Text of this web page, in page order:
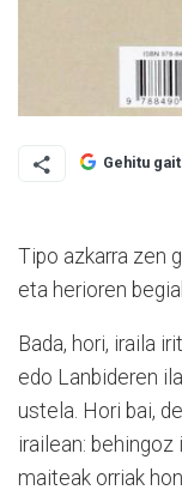
Gehitu
Tipo azkarra zen
eta herioren
Bada, hori, iraila
edo Lanbideren
ustela. Hori bai,
irailean: behingoz
maiteak orriak